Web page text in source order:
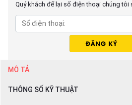
Quý khách để lại số điện thoại chúng tôi
MÔ TẢ
THÔNG SỐ KỸ THUẬT